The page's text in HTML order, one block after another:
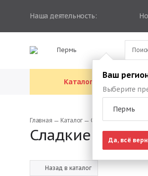
Наша деятельность:
Пермь
Ваш
Выберите
Пермь
Да, всё
Каталог подарков
Главная Каталог Сладкий набор для
Сладкие
Назад в каталог